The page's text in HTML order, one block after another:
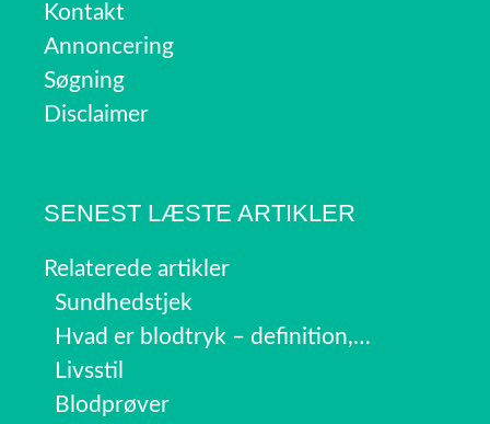
Kontakt
Annoncering
Søgning
Disclaimer
SENEST LÆSTE ARTIKLER
Relaterede artikler
Sundhedstjek
Hvad er blodtryk – definition,…
Livsstil
Blodprøver